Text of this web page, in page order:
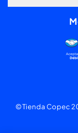
©Tienda Copec